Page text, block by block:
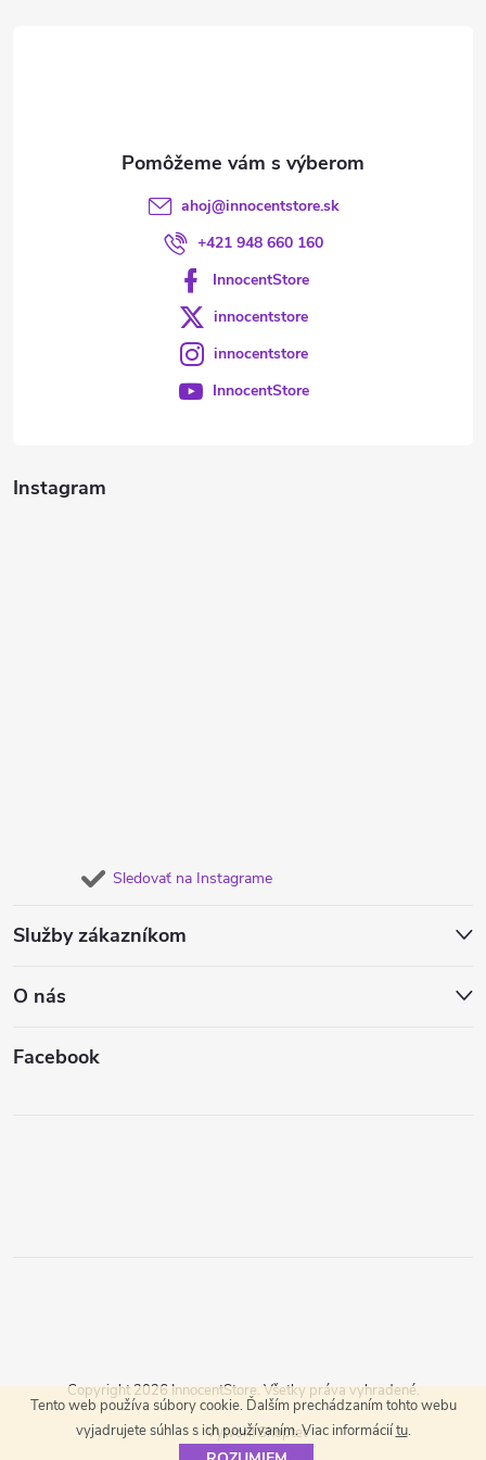
Tento web používa súbory cookie. Ďalším prechádzaním tohto webu
vyjadrujete súhlas s ich používaním. Viac informáciítu.
Instagram
Sledovať na Instagrame
Služby zákazníkom
O nás
Facebook
ahoj@innocentstore.sk
+421 948 660 160
InnocentStore
innocentstore
innocentstore
InnocentStore
Vytvoril Shoptet
Copyright 2026 InnocentStore. Všetky práva vyhradené.